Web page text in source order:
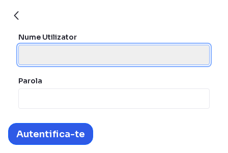
furnizor-display-
Autentificare
Autentificare
Nume Utilizator
Parola
Autentifica-te